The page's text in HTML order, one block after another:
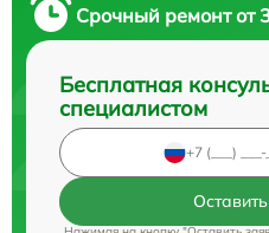
Срочный ремонт от
Бесплатная
специалистом